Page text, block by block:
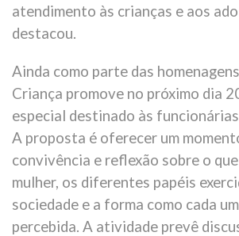
atendimento às crianças e aos
destacou.
Ainda como parte das
Criança promove no próximo dia
especial destinado às
A proposta é oferecer um
convivência e reflexão sobre o
mulher, os diferentes papéis
sociedade e a forma como cada
percebida. A atividade prevê